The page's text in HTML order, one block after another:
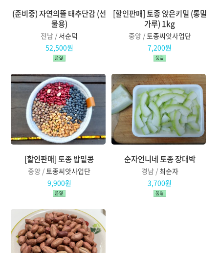
(준비중) 자연의뜰 태추단감 (선
물용)
전남 / 서순덕
52,500원
[할인판매] 토종 앉은키밀 (통밀
가루) 1kg
중앙 / 토종씨앗사업단
7,200원
[할인판매] 토종 밥밑콩
중앙 /토종씨앗사업단
9,900원
순자언니네 토종 장대박
경남 /최순자
3,700원